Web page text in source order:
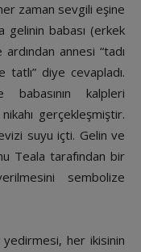
zaman sevgili eşine
babası (erkek
annesi “tadı
tatlı” diye cevapladı.
kalpleri
nikahı gerçekleşmiştir.
suyu içti. Gelin ve
Teala tarafından bir
sembolize
yedirmesi, her ikisinin